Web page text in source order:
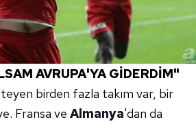
AVRUPA'YA GİDERDİM"
birden fazla takım var, bir
Fransa ve Almanya'dan da